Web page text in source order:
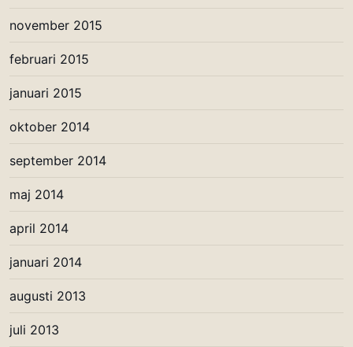
november 2015
februari 2015
januari 2015
oktober 2014
september 2014
maj 2014
april 2014
januari 2014
augusti 2013
juli 2013